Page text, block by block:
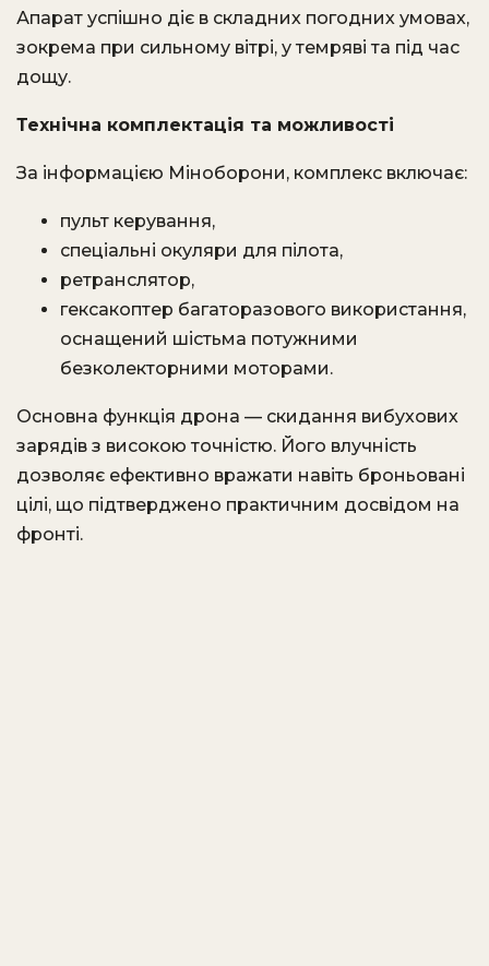
Апарат успішно діє в складних погодних умовах,
зокрема при сильному вітрі, у темряві та під час
дощу.
Технічна комплектація та можливості
За інформацією Міноборони, комплекс включає:
пульт керування,
спеціальні окуляри для пілота,
ретранслятор,
гексакоптер багаторазового використання,
оснащений шістьма потужними
безколекторними моторами.
Основна функція дрона — скидання вибухових
зарядів з високою точністю. Його влучність
дозволяє ефективно вражати навіть броньовані
цілі, що підтверджено практичним досвідом на
фронті.